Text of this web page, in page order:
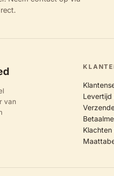
van
Levertijd